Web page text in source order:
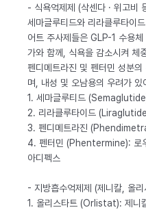
- 식욕억제제 (삭센다 · 위고비
세마글루티드와 리라클루타이
어트 주사제들은 GLP-1 수용
가와 함께, 식욕을 감소시켜 체
펜디메트라진 및 펜터민 성분
며, 내성 및 오남용의 우려가
1. 세마글루티드
2. 리라클루타이드
3. 펜디메트라진
4. 펜터민 (Phentermine): 로
아디펙스
- 지방흡수억제제 (제니칼, 올리
1. 올리스타트 (Orlistat): 제니